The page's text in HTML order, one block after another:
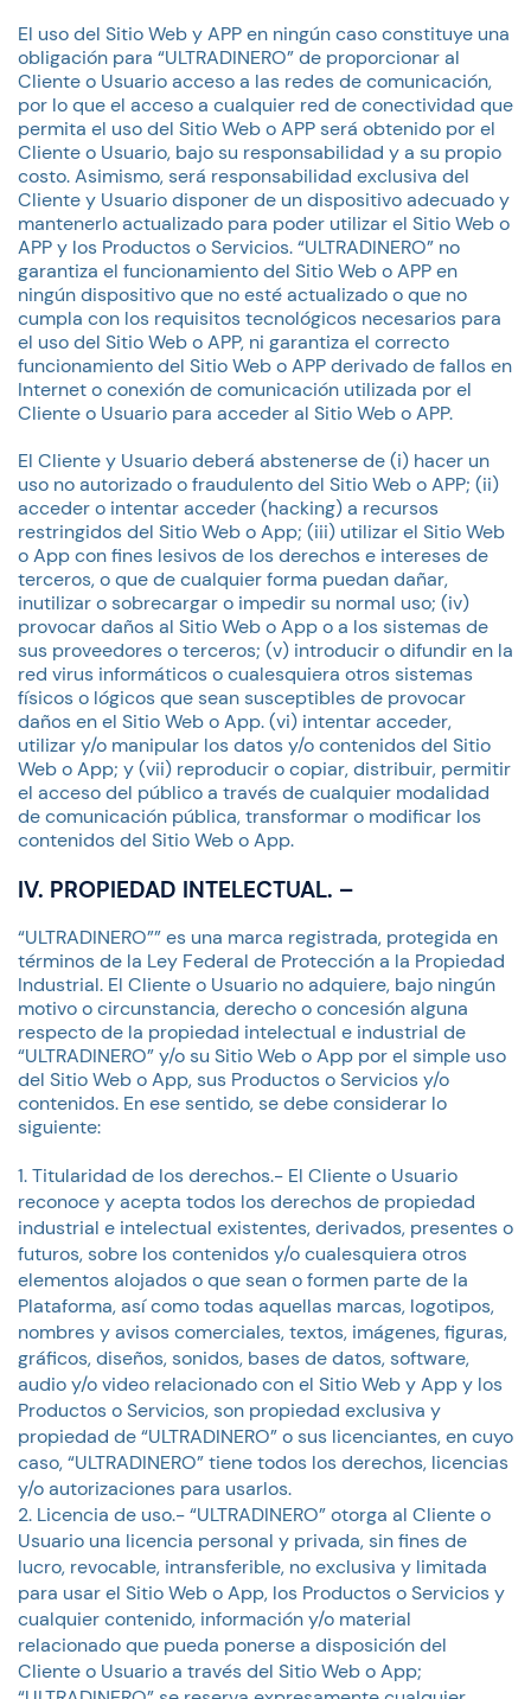
El uso del Sitio Web y APP en ningún caso constituye una
obligación para “ULTRADINERO” de proporcionar al
Cliente o Usuario acceso a las redes de comunicación,
por lo que el acceso a cualquier red de conectividad que
permita el uso del Sitio Web o APP será obtenido por el
Cliente o Usuario, bajo su responsabilidad y a su propio
costo. Asimismo, será responsabilidad exclusiva del
Cliente y Usuario disponer de un dispositivo adecuado y
mantenerlo actualizado para poder utilizar el Sitio Web o
APP y los Productos o Servicios. “ULTRADINERO” no
garantiza el funcionamiento del Sitio Web o APP en
ningún dispositivo que no esté actualizado o que no
cumpla con los requisitos tecnológicos necesarios para
el uso del Sitio Web o APP, ni garantiza el correcto
funcionamiento del Sitio Web o APP derivado de fallos en
Internet o conexión de comunicación utilizada por el
Cliente o Usuario para acceder al Sitio Web o APP.
El Cliente y Usuario deberá abstenerse de (i) hacer un
uso no autorizado o fraudulento del Sitio Web o APP; (ii)
acceder o intentar acceder (hacking) a recursos
restringidos del Sitio Web o App; (iii) utilizar el Sitio Web
o App con fines lesivos de los derechos e intereses de
terceros, o que de cualquier forma puedan dañar,
inutilizar o sobrecargar o impedir su normal uso; (iv)
provocar daños al Sitio Web o App o a los sistemas de
sus proveedores o terceros; (v) introducir o difundir en la
red virus informáticos o cualesquiera otros sistemas
físicos o lógicos que sean susceptibles de provocar
daños en el Sitio Web o App. (vi) intentar acceder,
utilizar y/o manipular los datos y/o contenidos del Sitio
Web o App; y (vii) reproducir o copiar, distribuir, permitir
el acceso del público a través de cualquier modalidad
de comunicación pública, transformar o modificar los
contenidos del Sitio Web o App.
IV. PROPIEDAD INTELECTUAL. –
“ULTRADINERO”” es una marca registrada, protegida en
términos de la Ley Federal de Protección a la Propiedad
Industrial. El Cliente o Usuario no adquiere, bajo ningún
motivo o circunstancia, derecho o concesión alguna
respecto de la propiedad intelectual e industrial de
“ULTRADINERO” y/o su Sitio Web o App por el simple uso
del Sitio Web o App, sus Productos o Servicios y/o
contenidos. En ese sentido, se debe considerar lo
siguiente:
Titularidad de los derechos.- El Cliente o Usuario
reconoce y acepta todos los derechos de propiedad
industrial e intelectual existentes, derivados, presentes o
futuros, sobre los contenidos y/o cualesquiera otros
elementos alojados o que sean o formen parte de la
Plataforma, así como todas aquellas marcas, logotipos,
nombres y avisos comerciales, textos, imágenes, figuras,
gráficos, diseños, sonidos, bases de datos, software,
audio y/o video relacionado con el Sitio Web y App y los
Productos o Servicios, son propiedad exclusiva y
propiedad de “ULTRADINERO” o sus licenciantes, en cuyo
caso, “ULTRADINERO” tiene todos los derechos, licencias
y/o autorizaciones para usarlos.
Licencia de uso.- “ULTRADINERO” otorga al Cliente o
Usuario una licencia personal y privada, sin fines de
lucro, revocable, intransferible, no exclusiva y limitada
para usar el Sitio Web o App, los Productos o Servicios y
cualquier contenido, información y/o material
relacionado que pueda ponerse a disposición del
Cliente o Usuario a través del Sitio Web o App;